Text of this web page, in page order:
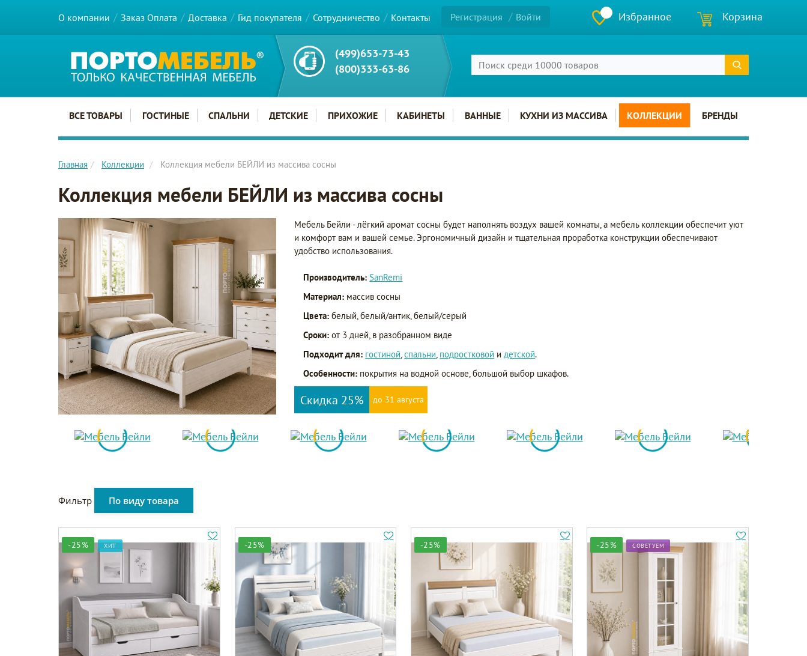
О компании Заказ Оплата Доставка Гид покупателя Сотрудничество Контакты Регистрация Войти Избранное Корзина
(499)653-73-43
(800)333-63-86
Главное меню сайта
ВСЕ ТОВАРЫ ГОСТИНЫЕ СПАЛЬНИ ДЕТСКИЕ ПРИХОЖИЕ КАБИНЕТЫ ВАННЫЕ КУХНИ ИЗ МАССИВА КОЛЛЕКЦИИ БРЕНДЫ
Главная Коллекции Коллекция мебели БЕЙЛИ из массива сосны
Коллекция мебели БЕЙЛИ из массива сосны
Мебель Бейли - лёгкий аромат сосны будет наполнять воздух вашей комнаты, а мебель коллекции обеспечит уют
и комфорт вам и вашей семье. Эргономичный дизайн и тщательная проработка конструкции обеспечивают
удобство использования.
Производитель: SanRemi
Материал: массив сосны
Цвета: белый, белый/антик, белый/серый
Сроки: от 3 дней, в разобранном виде
Подходит для: гостиной,спальни, подростковой идетской.
Особенности: покрытия на водной основе, большой выбор шкафов.
Скидка 25% до 31 августа
Фильтр По виду товара
-25% ХИТ -25% -25% -25% СОВЕТУЕМ